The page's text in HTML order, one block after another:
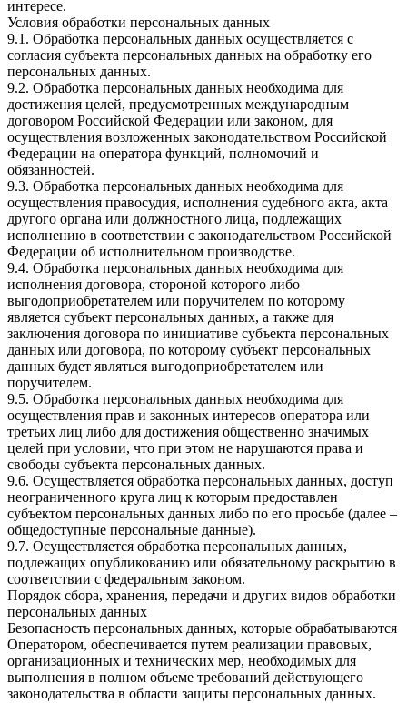
интересе.
Условия обработки персональных данных
9.1. Обработка персональных данных осуществляется с
согласия субъекта персональных данных на обработку его
персональных данных.
9.2. Обработка персональных данных необходима для
достижения целей, предусмотренных международным
договором Российской Федерации или законом, для
осуществления возложенных законодательством Российской
Федерации на оператора функций, полномочий и
обязанностей.
9.3. Обработка персональных данных необходима для
осуществления правосудия, исполнения судебного акта, акта
другого органа или должностного лица, подлежащих
исполнению в соответствии с законодательством Российской
Федерации об исполнительном производстве.
9.4. Обработка персональных данных необходима для
исполнения договора, стороной которого либо
выгодоприобретателем или поручителем по которому
является субъект персональных данных, а также для
заключения договора по инициативе субъекта персональных
данных или договора, по которому субъект персональных
данных будет являться выгодоприобретателем или
поручителем.
9.5. Обработка персональных данных необходима для
осуществления прав и законных интересов оператора или
третьих лиц либо для достижения общественно значимых
целей при условии, что при этом не нарушаются права и
свободы субъекта персональных данных.
9.6. Осуществляется обработка персональных данных, доступ
неограниченного круга лиц к которым предоставлен
субъектом персональных данных либо по его просьбе (далее –
общедоступные персональные данные).
9.7. Осуществляется обработка персональных данных,
подлежащих опубликованию или обязательному раскрытию в
соответствии с федеральным законом.
Порядок сбора, хранения, передачи и других видов обработки
персональных данных
Безопасность персональных данных, которые обрабатываются
Оператором, обеспечивается путем реализации правовых,
организационных и технических мер, необходимых для
выполнения в полном объеме требований действующего
законодательства в области защиты персональных данных.